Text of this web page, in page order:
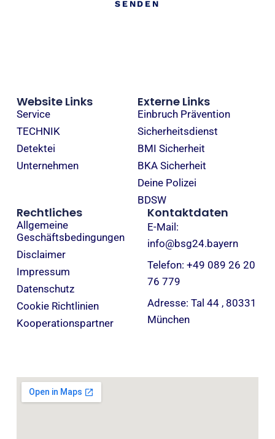
SENDEN
Website Links
Service
TECHNIK
Detektei
Unternehmen
Externe Links
Einbruch Prävention
Sicherheitsdienst
BMI Sicherheit
BKA Sicherheit
Deine Polizei
BDSW
Rechtliches
Allgemeine
Geschäftsbedingungen
Disclaimer
Impressum
Datenschutz
Cookie Richtlinien
Kooperationspartner
Kontaktdaten
E-Mail:
info@bsg24.bayern
Telefon: +49 089 26 20
76 779
Adresse: Tal 44 , 80331
München